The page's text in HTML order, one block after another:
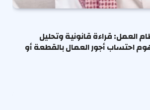
من نظام العمل: قراءة قانونية وتحليل
احتساب أجور العمال بالقطعة أو